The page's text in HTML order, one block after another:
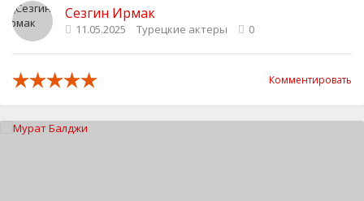
Сезгин Ирмак
11.05.2025 Турецкие актеры 0
Комментировать